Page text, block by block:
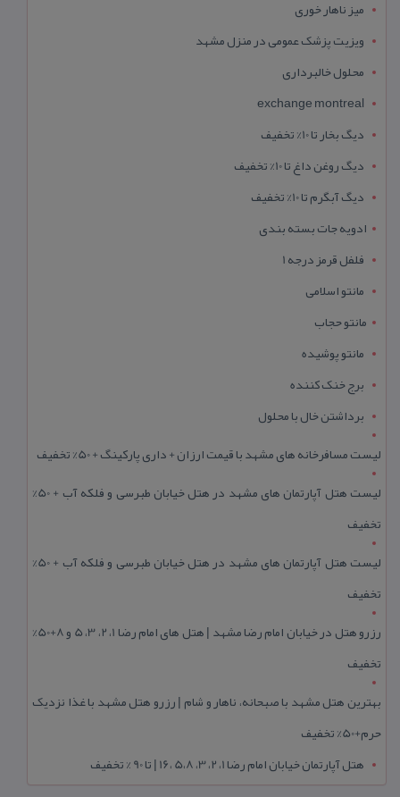
میز ناهار خوری
ویزیت پزشک عمومی در منزل مشهد
محلول خالبرداری
exchange montreal
دیگ بخار تا 10% تخفیف
دیگ روغن داغ تا 10% تخفیف
دیگ آبگرم تا 10% تخفیف
ادویه جات بسته بندی
فلفل قرمز درجه 1
مانتو اسلامی
مانتو حجاب
مانتو پوشیده
برج خنک کننده
برداشتن خال با محلول
لیست مسافرخانه های مشهد با قیمت ارزان + داری پارکینگ + 50% تخفیف
لیست هتل آپارتمان های مشهد در هتل خیابان طبرسی و فلکه آب + 50%
تخفیف
لیست هتل آپارتمان های مشهد در هتل خیابان طبرسی و فلکه آب + 50%
تخفیف
رزرو هتل در خیابان امام رضا مشهد | هتل‌ های امام رضا 1، 2، 3، 5 و 8+50%
تخفیف
بهترین هتل مشهد با صبحانه، ناهار و شام | رزرو هتل مشهد با غذا نزدیک
حرم+50% تخفیف
هتل آپارتمان خیابان امام رضا 1، 2، 3، 5،8 ،16 | تا 90 % تخفیف